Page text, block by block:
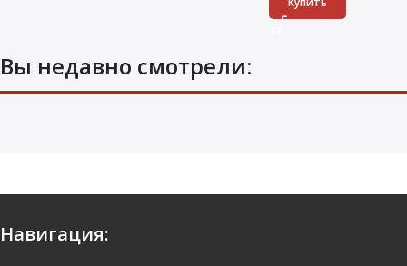
Вы недавно смотрели:
Навигация: